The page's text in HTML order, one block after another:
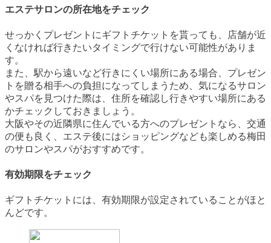
エステサロンの所在地をチェック
せっかくプレゼントにギフトチケットを貰っても、店舗が近
くなければ行きたいタイミングで行けない可能性がありま
す。
また、駅から遠いなど行きにくい場所にある場合、プレゼン
トを贈る相手への負担になってしまうため、気になるサロン
やスパを見つけた際は、住所を確認し行きやすい場所にある
かチェックしておきましょう。
大阪やその近隣県に住んでいる方へのプレゼントなら、交通
の便も良く、エステ後にはショッピングなども楽しめる梅田
のサロンやスパがおすすめです。
有効期限をチェック
ギフトチケットには、有効期限が設定されていることがほと
んどです。